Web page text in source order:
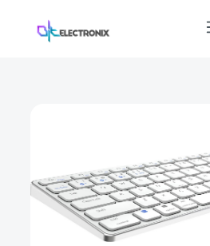
Skip to main content